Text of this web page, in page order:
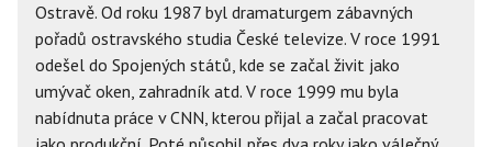
Ostravě. Od roku 1987 byl dramaturgem zábavných
pořadů ostravského studia České televize. V roce 1991
odešel do Spojených států, kde se začal živit jako
umývač oken, zahradník atd. V roce 1999 mu byla
nabídnuta práce v CNN, kterou přijal a začal pracovat